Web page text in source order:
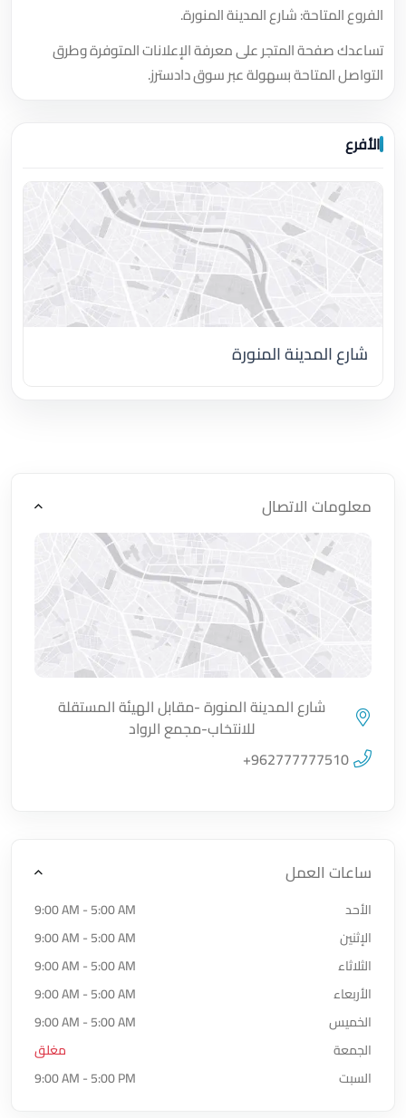
الفروع المتاحة: شارع المدينة المنورة.
تساعدك صفحة المتجر على معرفة الإعلانات المتوفرة وطرق
التواصل المتاحة بسهولة عبر سوق دادسترز.
الأفرع
شارع المدينة المنورة
معلومات الاتصال
اضغط لتحميل الموقع
شارع المدينة المنورة -مقابل الهيئة المستقلة
للانتخاب-مجمع الرواد
+962777777510
ساعات العمل
الأحد
9:00 AM - 5:00 AM
الإثنين
9:00 AM - 5:00 AM
الثلاثاء
9:00 AM - 5:00 AM
الأربعاء
9:00 AM - 5:00 AM
الخميس
9:00 AM - 5:00 AM
الجمعة
مغلق
السبت
9:00 AM - 5:00 PM